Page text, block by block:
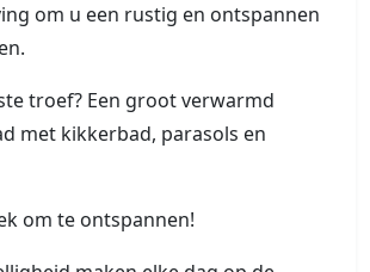
om u een rustig en ontspannen
troef? Een groot verwarmd
met kikkerbad, parasols en
om te ontspannen!